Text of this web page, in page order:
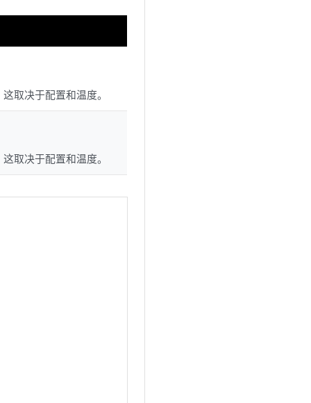
取决于配置和温度。
取决于配置和温度。